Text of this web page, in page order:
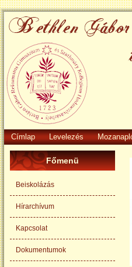
Címlap Levelezés
Főmenü
Beiskolázás
Hírarchívum
Kapcsolat
Dokumentumok